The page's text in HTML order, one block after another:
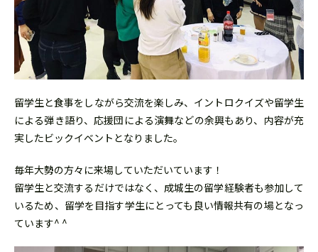
留学生と食事をしながら交流を楽しみ、イントロクイズや留学生
による弾き語り、応援団による演舞などの余興もあり、内容が充
実したビックイベントとなりました。
毎年大勢の方々に来場していただいています！
留学生と交流するだけではなく、成城生の留学経験者も参加して
いるため、留学を目指す学生にとっても良い情報共有の場となっ
ています^ ^